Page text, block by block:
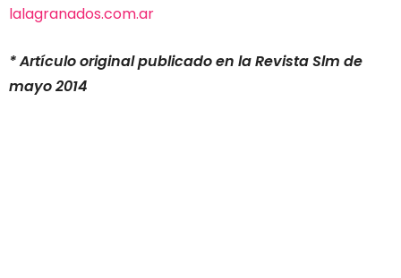
lalagranados.com.ar
* Artículo original publicado en la Revista Slm de
mayo 2014